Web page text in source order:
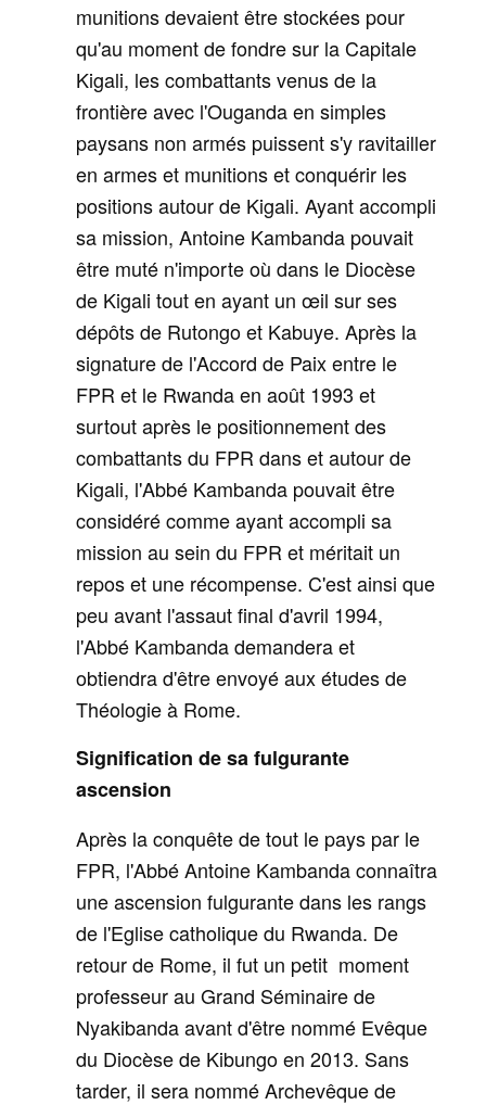
munitions devaient être stockées pour
qu'au moment de fondre sur la Capitale
Kigali, les combattants venus de la
frontière avec l'Ouganda en simples
paysans non armés puissent s'y ravitailler
en armes et munitions et conquérir les
positions autour de Kigali. Ayant accompli
sa mission, Antoine Kambanda pouvait
être muté n'importe où dans le Diocèse
de Kigali tout en ayant un œil sur ses
dépôts de Rutongo et Kabuye. Après la
signature de l'Accord de Paix entre le
FPR et le Rwanda en août 1993 et
surtout après le positionnement des
combattants du FPR dans et autour de
Kigali, l'Abbé Kambanda pouvait être
considéré comme ayant accompli sa
mission au sein du FPR et méritait un
repos et une récompense. C'est ainsi que
peu avant l'assaut final d'avril 1994,
l'Abbé Kambanda demandera et
obtiendra d'être envoyé aux études de
Théologie à Rome.
Signification de sa fulgurante
ascension
Après la conquête de tout le pays par le
FPR, l'Abbé Antoine Kambanda connaîtra
une ascension fulgurante dans les rangs
de l'Eglise catholique du Rwanda. De
retour de Rome, il fut un petit moment
professeur au Grand Séminaire de
Nyakibanda avant d'être nommé Evêque
du Diocèse de Kibungo en 2013. Sans
tarder, il sera nommé Archevêque de